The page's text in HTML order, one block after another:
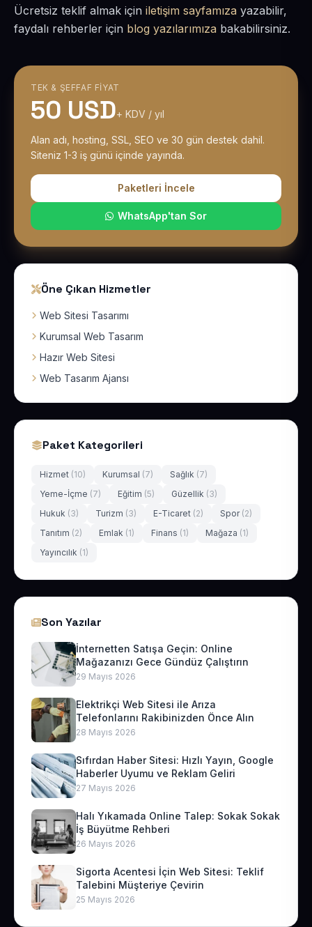
Ücretsiz teklif almak için iletişim sayfamıza yazabilir,
faydalı rehberler için blog yazılarımıza bakabilirsiniz.
TEK & ŞEFFAF FIYAT
50 USD+ KDV / yıl
Alan adı, hosting, SSL, SEO ve 30 gün destek dahil.
Siteniz 1-3 iş günü içinde yayında.
Paketleri İncele
WhatsApp'tan Sor
Öne Çıkan Hizmetler
Web Sitesi Tasarımı
Kurumsal Web Tasarım
Hazır Web Sitesi
Web Tasarım Ajansı
Paket Kategorileri
Hizmet (10) Kurumsal (7) Sağlık (7)
Yeme-İçme (7) Eğitim (5) Güzellik (3)
Hukuk (3) Turizm (3) E-Ticaret (2) Spor (2)
Tanıtım (2) Emlak (1) Finans (1) Mağaza (1)
Yayıncılık (1)
Son Yazılar
İnternetten Satışa Geçin: Online
Mağazanızı Gece Gündüz Çalıştırın
29 Mayıs 2026
Elektrikçi Web Sitesi ile Arıza
Telefonlarını Rakibinizden Önce Alın
28 Mayıs 2026
Sıfırdan Haber Sitesi: Hızlı Yayın, Google
Haberler Uyumu ve Reklam Geliri
27 Mayıs 2026
Halı Yıkamada Online Talep: Sokak Sokak
İş Büyütme Rehberi
26 Mayıs 2026
Sigorta Acentesi İçin Web Sitesi: Teklif
Talebini Müşteriye Çevirin
25 Mayıs 2026